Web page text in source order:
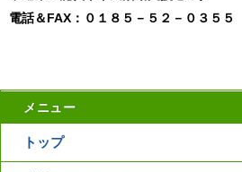
電話＆FAX：０１８５－５２－０３５５
メニュー
トップ